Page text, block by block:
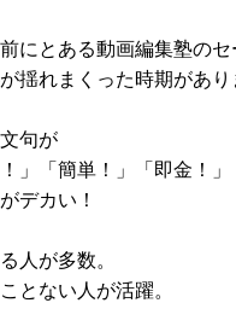
当方の商品をお届けす
内などお客様に有益かつ
で必要となる当方から
のための意見収集
合わせ対応
にとある動画編集塾のセ
揺れまくった時期があ
句が
」「簡単！」「即金！」
デカい！
人が多数。
とない人が活躍。